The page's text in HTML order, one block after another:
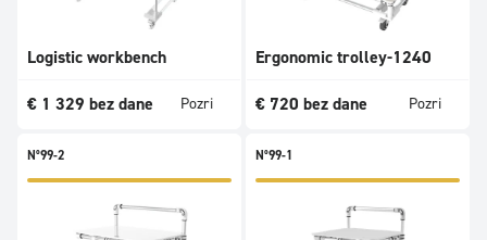
Logistic workbench
€ 1 329 bez dane Pozri
Ergonomic trolley-1240
€ 720 bez dane Pozri
N°99-2 N°99-1